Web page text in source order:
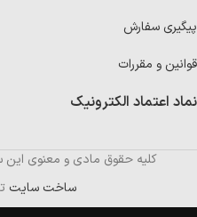
پیگیری سفارش
قوانین و مقررات
نماد اعتماد الکترونیک
کلیه حقوق مادی و معنوی
ساخت سایت